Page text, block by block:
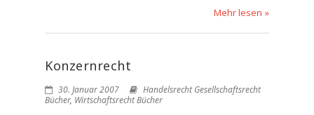
Mehr lesen »
Konzernrecht
30. Januar 2007
Handelsrecht Gesellschaftsrecht
Bücher, Wirtschaftsrecht Bücher